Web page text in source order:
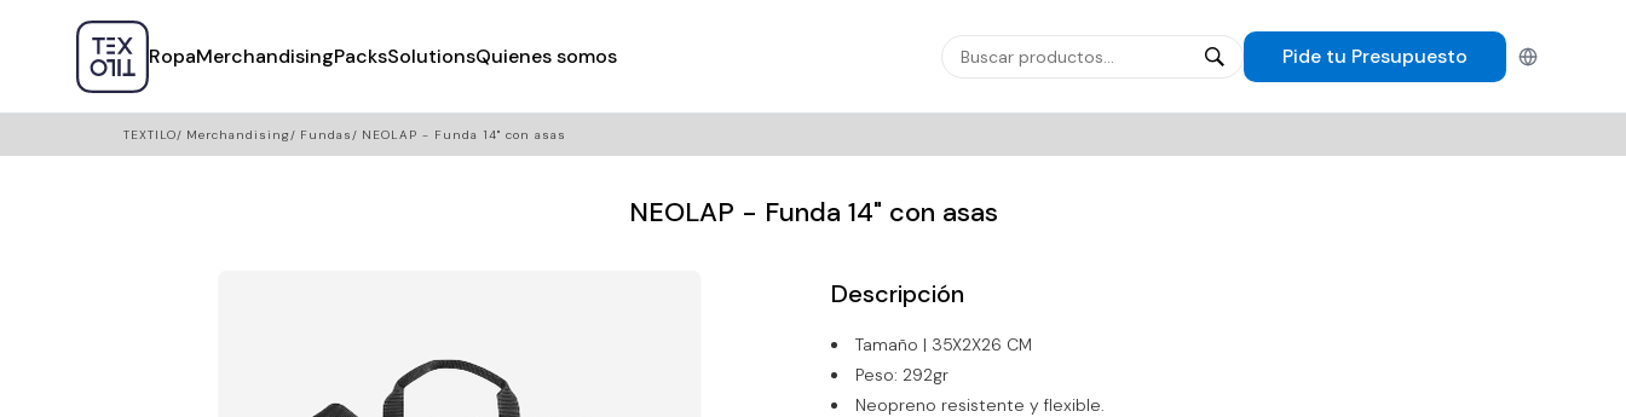
RopaMerchandisingPacksSolutionsQuienes somos Pide tu Presupuesto Español
TEXTILO Merchandising Fundas NEOLAP - Funda 14" con asas
NEOLAP - Funda 14" con asas
Descripción
Tamaño | 35X2X26 CM
Peso: 292gr
Neopreno resistente y flexible.